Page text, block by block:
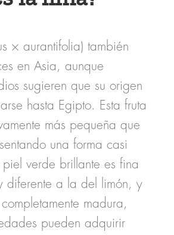
× aurantifolia) también
en Asia, aunque
sugieren que su origen
hasta Egipto. Esta fruta
más pequeña que
una forma casi
verde brillante es fina
diferente a la del limón, y
madura,
pueden adquirir